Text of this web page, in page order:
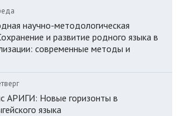
научно-методологическая
и развитие родного языка в
современные методы и
АРИГИ: Новые горизонты в
языка